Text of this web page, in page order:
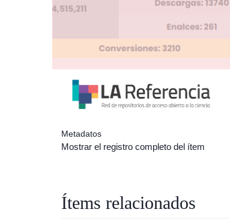
Metadatos
Mostrar el registro completo del ítem
Ítems relacionados